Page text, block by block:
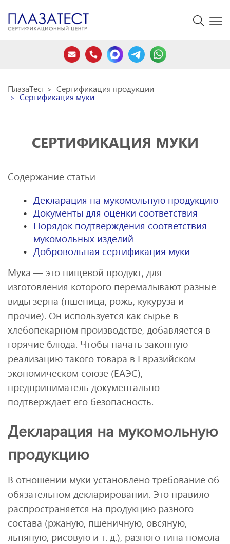
ПлазаТест Сертификация продукции
Сертификация муки
СЕРТИФИКАЦИЯ МУКИ
Содержание статьи
Декларация на мукомольную продукцию
Документы для оценки соответствия
Порядок подтверждения соответствия
мукомольных изделий
Добровольная сертификация муки
Мука — это пищевой продукт, для
изготовления которого перемалывают разные
виды зерна (пшеница, рожь, кукуруза и
прочие). Он используется как сырье в
хлебопекарном производстве, добавляется в
горячие блюда. Чтобы начать законную
реализацию такого товара в Евразийском
экономическом союзе (ЕАЭС),
предприниматель документально
подтверждает его безопасность.
Декларация на мукомольную
продукцию
В отношении муки установлено требование об
обязательном декларировании. Это правило
распространяется на продукцию разного
состава (ржаную, пшеничную, овсяную,
льняную, рисовую и т. д.), разного типа помола